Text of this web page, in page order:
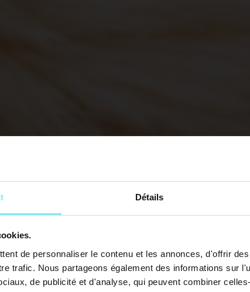
Détails
de personnaliser le contenu et les annonces, d'offrir
trafic. Nous partageons également des informations sur
de publicité et d'analyse, qui peuvent combiner